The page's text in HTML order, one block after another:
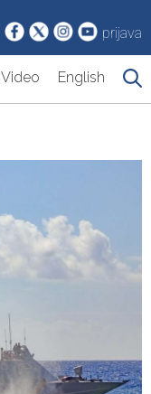
prijava
Video English